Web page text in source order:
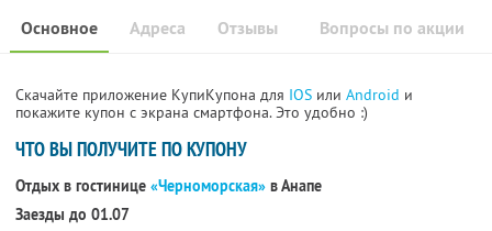
Основное Отзывы Вопросы по акции
Адреса
Скачайте приложение КупиКупона для IOS или Android и
покажите купон с экрана смартфона. Это удобно :)
ЧТО ВЫ ПОЛУЧИТЕ ПО КУПОНУ
Отдых в гостинице «Черноморская» в Анапе
Заезды до 01.07